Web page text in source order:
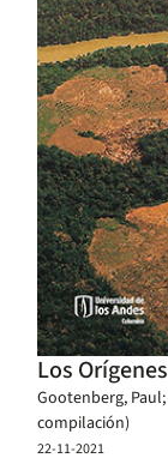
Los
Gootenberg,
compilación)
22-11-2021